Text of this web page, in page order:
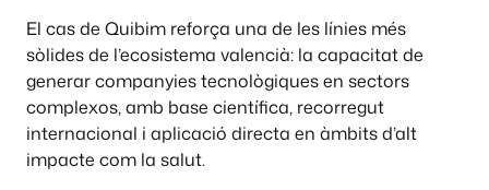
El cas de Quibim reforça una de les línies més
sòlides de l’ecosistema valencià: la capacitat de
generar companyies tecnològiques en sectors
complexos, amb base científica, recorregut
internacional i aplicació directa en àmbits d’alt
impacte com la salut.